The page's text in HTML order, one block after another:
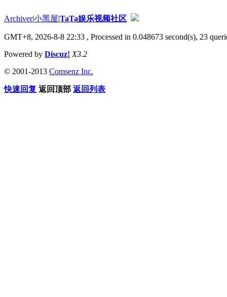
Archiver|小黑屋|TaTa娱乐视频社区
GMT+8, 2026-8-8 22:33 , Processed in 0.048673 second(s), 23
Powered by Discuz! X3.2
© 2001-2013 Comsenz Inc.
快速回复 返回顶部 返回列表